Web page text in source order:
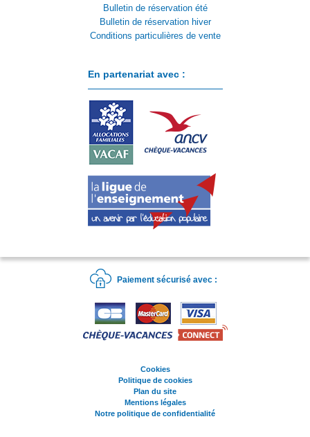
Bulletin de réservation été
Bulletin de réservation hiver
Conditions particulières de vente
En partenariat avec :
Paiement sécurisé avec :
Cookies
Politique de cookies
Plan du site
Mentions légales
Notre politique de confidentialité